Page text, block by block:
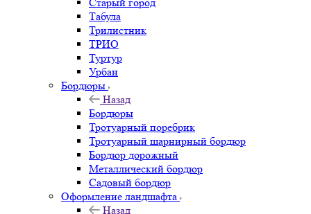
Табула
Трилистник
ТРИО
Туртур
Урбан
Бордюры
Назад
Бордюры
Тротуарный поребрик
Тротуарный шарнирный бордюр
Бордюр дорожный
Металлический бордюр
Садовый бордюр
Оформление ландшафта
Назад